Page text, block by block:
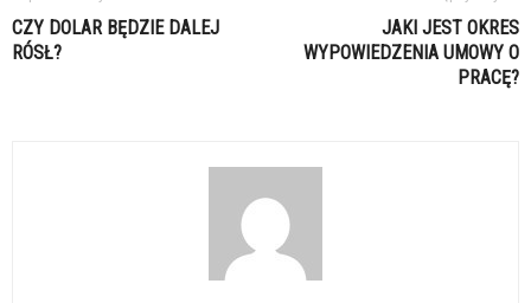
CZY DOLAR BĘDZIE DALEJ
RÓSŁ?
JAKI JEST OKRES
WYPOWIEDZENIA UMOWY O
PRACĘ?